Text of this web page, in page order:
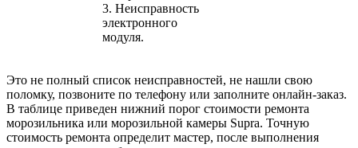
3. Неисправность
электронного
модуля.
Это не полный список неисправностей, не нашли свою
поломку, позвоните по телефону или заполните онлайн-заказ.
В таблице приведен нижний порог стоимости ремонта
морозильника или морозильной камеры Supra. Точную
стоимость ремонта определит мастер, после выполнения